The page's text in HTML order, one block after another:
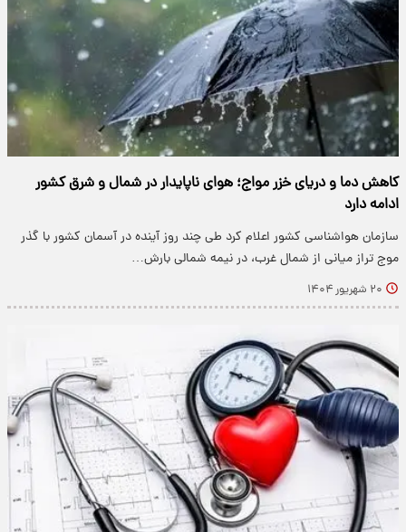
کاهش دما و دریای خزر مواج؛ هوای ناپایدار در شمال و شرق کشور
ادامه دارد
سازمان هواشناسی کشور اعلام کرد طی چند روز آینده در آسمان کشور با گذر
موج تراز میانی از شمال غرب، در نیمه شمالی بارش…
۲۰ شهریور ۱۴۰۴